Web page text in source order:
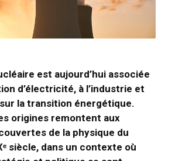
est aujourd’hui associée
d’électricité, à l’industrie et
la transition énergétique.
origines remontent aux
de la physique du
siècle, dans un contexte où